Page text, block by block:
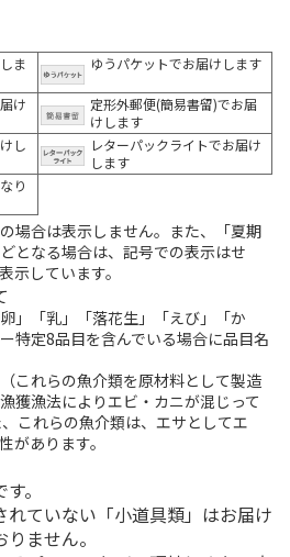
ま
ゆうパケットでお届けします
け
定形外郵便(簡易書留)でお届
けします
し
レターパックライトでお届け
します
り
場合は表示しません。また、「夏期
となる場合は、記号での表示はせ
示しています。
」「乳」「落花生」「えび」「か
特定8品目を含んでいる場合に品目名
これらの魚介類を原材料として製造
獲漁法によりエビ・カニが混じって
これらの魚介類は、エサとしてエ
があります。
。
れていない「小道具類」はお届け
ません。